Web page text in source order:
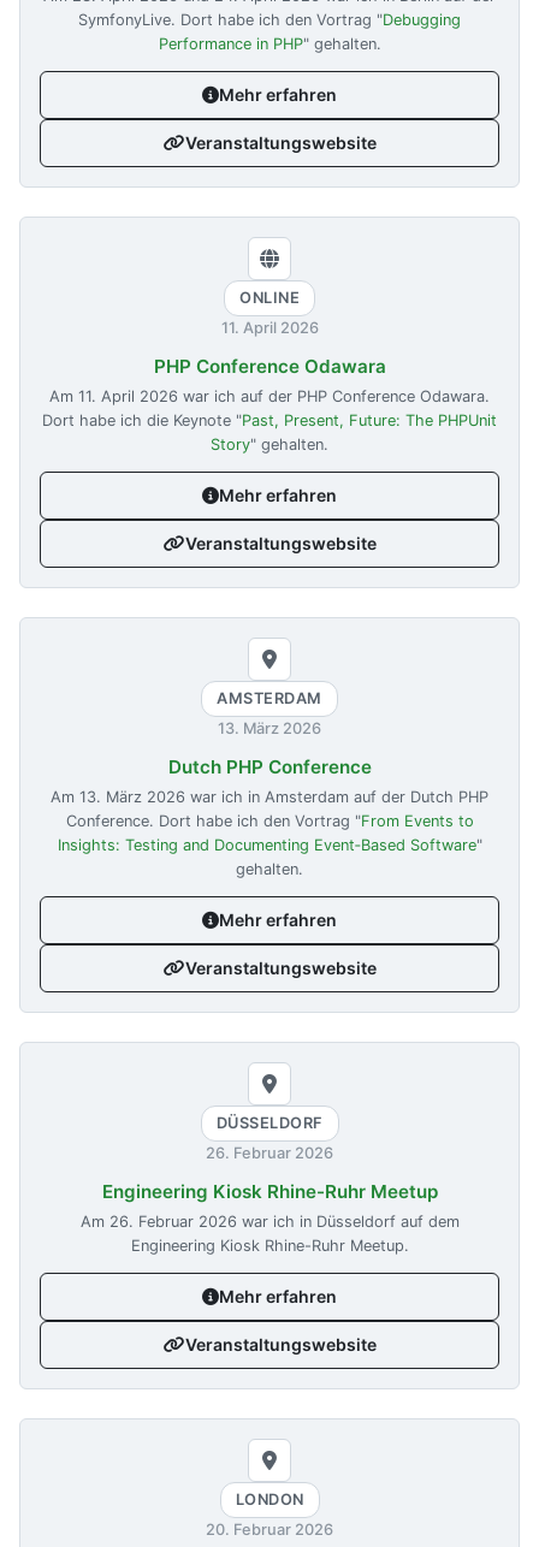
SymfonyLive. Dort habe ich den Vortrag "Debugging
Performance in PHP" gehalten.
Mehr erfahren
Veranstaltungswebsite
ONLINE
11. April 2026
PHP Conference Odawara
Am 11. April 2026 war ich auf der PHP Conference Odawara.
Dort habe ich die Keynote "Past, Present, Future: The PHPUnit
Story" gehalten.
Mehr erfahren
Veranstaltungswebsite
AMSTERDAM
13. März 2026
Dutch PHP Conference
Am 13. März 2026 war ich in Amsterdam auf der Dutch PHP
Conference. Dort habe ich den Vortrag "From Events to
Insights: Testing and Documenting Event‑Based Software"
gehalten.
Mehr erfahren
Veranstaltungswebsite
DÜSSELDORF
26. Februar 2026
Engineering Kiosk Rhine-Ruhr Meetup
Am 26. Februar 2026 war ich in Düsseldorf auf dem
Engineering Kiosk Rhine-Ruhr Meetup.
Mehr erfahren
Veranstaltungswebsite
LONDON
20. Februar 2026